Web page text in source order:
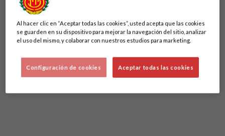
Al hacer clic en “Aceptar todas las cookies”, usted acepta que las cookies
se guarden en su dispositivo para mejorar la navegación del sitio, analizar
el uso del mismo, y colaborar con nuestros estudios para marketing.
Aceptar todas las cookies
Configuración de cookies